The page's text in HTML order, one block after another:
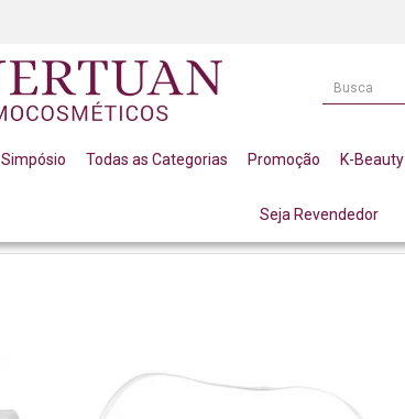
Simpósio Todas as Categorias Promoção K-Beauty
Seja Revendedor
KIT LINHA OURO E VITAMINA C LA VERTUAN